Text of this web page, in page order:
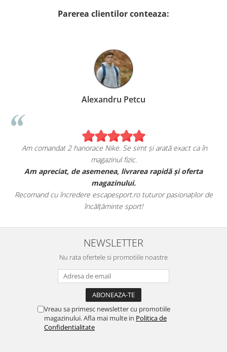
Parerea clientilor conteaza:
Alexandru Petcu
Am comandat 2 hanorace Nike. Se simt și arată exact ca în
magazinul fizic.
Am apreciat, de asemenea, livrarea rapidă și oferta
magazinului.
Recomand cu încredere escapesport.ro tuturor pasionaților de
încălțăminte sport!
NEWSLETTER
Nu rata ofertele si promotiile noastre
Vreau sa primesc newsletter cu promotiile
magazinului. Afla mai multe in Politica de
Confidentialitate